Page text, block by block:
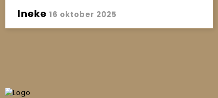
Ineke 16 oktober 2025